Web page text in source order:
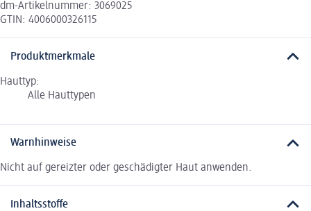
dm-Artikelnummer: 3069025
GTIN: 4006000326115
Produktmerkmale
Hauttyp:
Alle Hauttypen
Warnhinweise
Nicht auf gereizter oder geschädigter Haut anwenden.
Inhaltsstoffe